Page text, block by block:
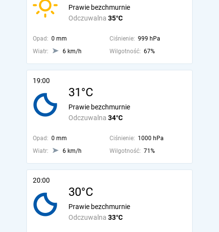
Odczuwalna 35°C
Prawie bezchmurnie
Opad: 0 mm Ciśnienie: 999 hPa
Wiatr:
6 km/h Wilgotność: 67%
19:00
31°C
Odczuwalna 34°C
Prawie bezchmurnie
Opad: 0 mm Ciśnienie: 1000 hPa
Wiatr:
6 km/h Wilgotność: 71%
20:00
30°C
Odczuwalna 33°C
Prawie bezchmurnie